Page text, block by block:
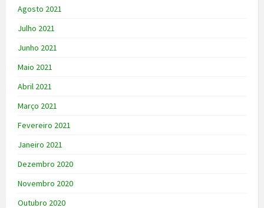
Agosto 2021
Julho 2021
Junho 2021
Maio 2021
Abril 2021
Março 2021
Fevereiro 2021
Janeiro 2021
Dezembro 2020
Novembro 2020
Outubro 2020